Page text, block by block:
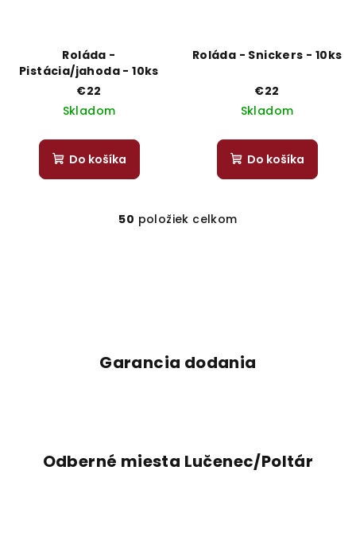
Roláda -
Pistácia/jahoda - 10ks
€22
Skladom
Do košíka
Roláda - Snickers - 10ks
€22
Skladom
Do košíka
O
i
e
y
50 položiek celkom
Garancia dodania
Odberné miesta Lučenec/Poltár